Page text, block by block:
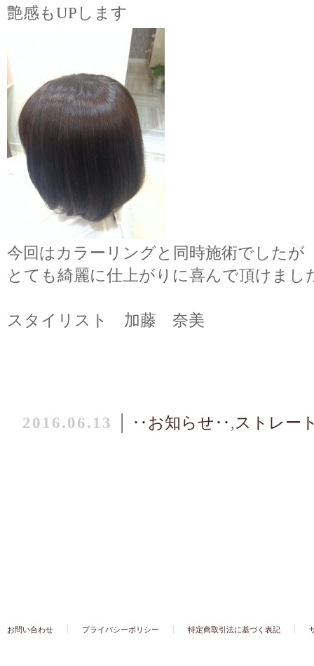
艶感もUPします
今回はカラーリングと同時施術でしたが
とても綺麗に仕上がりに喜んで頂けまし
スタイリスト 加藤 奈美
2016.06.13 ‥お知らせ‥ ,ストレー
お問い合わせ プライバシーポリシー 特定商取引法に基づく表記